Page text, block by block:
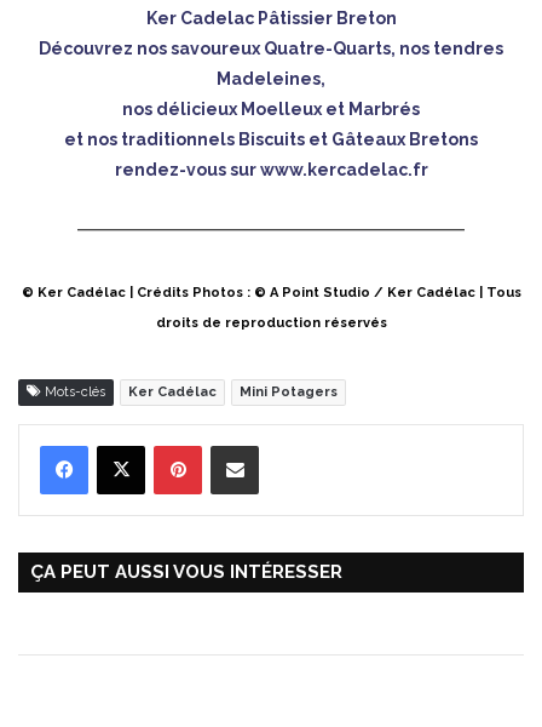
Ker Cadelac Pâtissier Breton
Découvrez nos savoureux Quatre-Quarts, nos tendres
Madeleines,
nos délicieux Moelleux et Marbrés
et nos traditionnels Biscuits et Gâteaux Bretons
rendez-vous surwww.kercadelac.fr
© Ker Cadélac | Crédits Photos : © A Point Studio / Ker Cadélac | Tous
droits de reproduction réservés
Mots-clés Ker Cadélac Mini Potagers
ÇA PEUT AUSSI VOUS INTÉRESSER